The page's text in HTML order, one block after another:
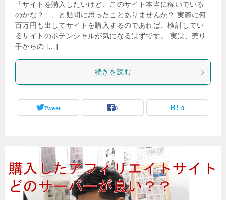
「サイトを購入したいけど、このサイト本当に稼いでいる
のかな？」、と疑問に思ったことありませんか？ 実際に何
百万円も出してサイトを購入するのであれば、検討してい
るサイトのポテンシャルが気になるはずです。 実は、売り
手からの […]
続きを読む
Tweet 0 0